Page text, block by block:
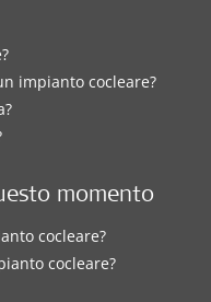
impianto cocleare?
momento
cocleare?
cocleare?